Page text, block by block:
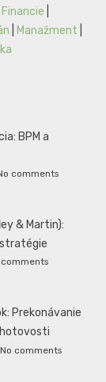
Financie
Manažment
BPM a
comments
& Martin):
comments
Prekonávanie
hotovosti
No comments